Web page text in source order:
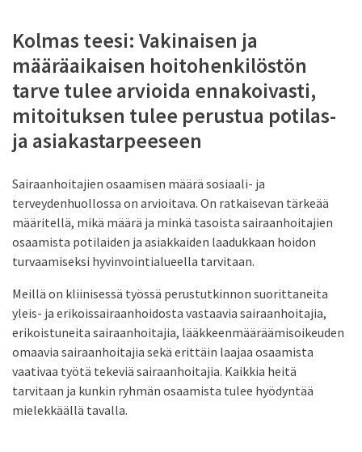
Kolmas teesi: Vakinaisen ja
määräaikaisen hoitohenkilöstön
tarve tulee arvioida ennakoivasti,
mitoituksen tulee perustua potilas-
ja asiakastarpeeseen
Sairaanhoitajien osaamisen määrä sosiaali- ja
terveydenhuollossa on arvioitava. On ratkaisevan tärkeää
määritellä, mikä määrä ja minkä tasoista sairaanhoitajien
osaamista potilaiden ja asiakkaiden laadukkaan hoidon
turvaamiseksi hyvinvointialueella tarvitaan.
Meillä on kliinisessä työssä perustutkinnon suorittaneita
yleis- ja erikoissairaanhoidosta vastaavia sairaanhoitajia,
erikoistuneita sairaanhoitajia, lääkkeenmääräämisoikeuden
omaavia sairaanhoitajia sekä erittäin laajaa osaamista
vaativaa työtä tekeviä sairaanhoitajia. Kaikkia heitä
tarvitaan ja kunkin ryhmän osaamista tulee hyödyntää
mielekkäällä tavalla.